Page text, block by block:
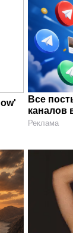
Все
каналов
Реклама